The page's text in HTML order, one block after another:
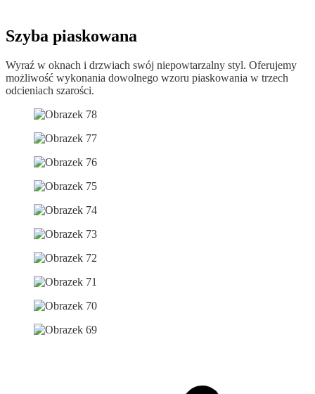
Szyba piaskowana
Wyraź w oknach i drzwiach swój niepowtarzalny styl. Oferujemy
możliwość wykonania dowolnego wzoru piaskowania w trzech
odcieniach szarości.